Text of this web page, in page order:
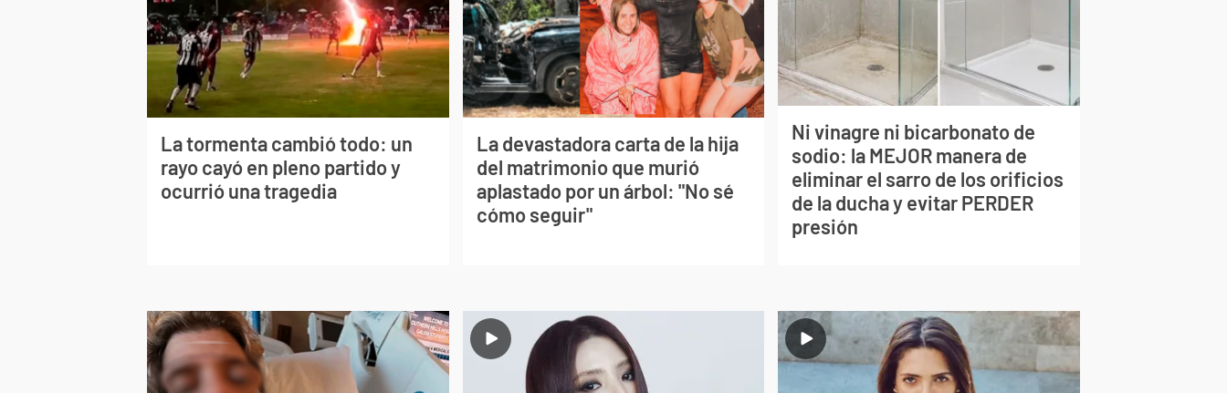
La tormenta cambió todo: un
rayo cayó en pleno partido y
ocurrió una tragedia
La devastadora carta de la hija
del matrimonio que murió
aplastado por un árbol: "No sé
cómo seguir"
Ni vinagre ni bicarbonato de
sodio: la MEJOR manera de
eliminar el sarro de los orificios
de la ducha y evitar PERDER
presión